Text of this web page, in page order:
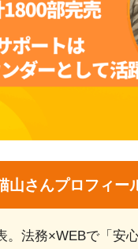
山さんプロフィー
法務×WEBで「安